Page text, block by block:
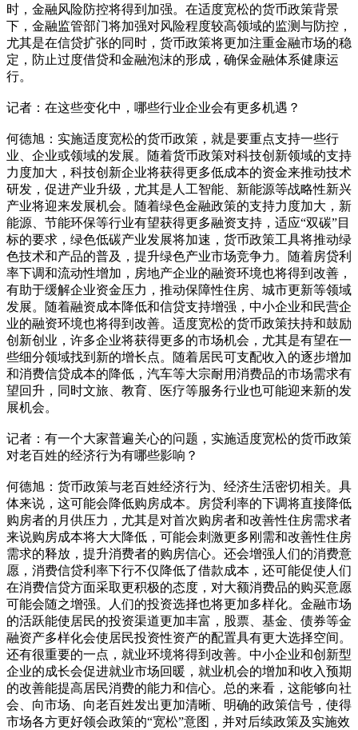
时，金融风险防控将得到加强。在适度宽松的货币政策背景
下，金融监管部门将加强对风险程度较高领域的监测与防控，
尤其是在信贷扩张的同时，货币政策将更加注重金融市场的稳
定，防止过度借贷和金融泡沫的形成，确保金融体系健康运
行。
记者：在这些变化中，哪些行业企业会有更多机遇？
何德旭：实施适度宽松的货币政策，就是要重点支持一些行
业、企业或领域的发展。随着货币政策对科技创新领域的支持
力度加大，科技创新企业将获得更多低成本的资金来推动技术
研发，促进产业升级，尤其是人工智能、新能源等战略性新兴
产业将迎来发展机会。随着绿色金融政策的支持力度加大，新
能源、节能环保等行业有望获得更多融资支持，适应“双碳”目
标的要求，绿色低碳产业发展将加速，货币政策工具将推动绿
色技术和产品的普及，提升绿色产业市场竞争力。随着房贷利
率下调和流动性增加，房地产企业的融资环境也将得到改善，
有助于缓解企业资金压力，推动保障性住房、城市更新等领域
发展。随着融资成本降低和信贷支持增强，中小企业和民营企
业的融资环境也将得到改善。适度宽松的货币政策扶持和鼓励
创新创业，许多企业将获得更多的市场机会，尤其是有望在一
些细分领域找到新的增长点。随着居民可支配收入的逐步增加
和消费信贷成本的降低，汽车等大宗耐用消费品的市场需求有
望回升，同时文旅、教育、医疗等服务行业也可能迎来新的发
展机会。
记者：有一个大家普遍关心的问题，实施适度宽松的货币政策
对老百姓的经济行为有哪些影响？
何德旭：货币政策与老百姓经济行为、经济生活密切相关。具
体来说，这可能会降低购房成本。房贷利率的下调将直接降低
购房者的月供压力，尤其是对首次购房者和改善性住房需求者
来说购房成本将大大降低，可能会刺激更多刚需和改善性住房
需求的释放，提升消费者的购房信心。还会增强人们的消费意
愿，消费信贷利率下行不仅降低了借款成本，还可能促使人们
在消费信贷方面采取更积极的态度，对大额消费品的购买意愿
可能会随之增强。人们的投资选择也将更加多样化。金融市场
的活跃能使居民的投资渠道更加丰富，股票、基金、债券等金
融资产多样化会使居民投资性资产的配置具有更大选择空间。
还有很重要的一点，就业环境将得到改善。中小企业和创新型
企业的成长会促进就业市场回暖，就业机会的增加和收入预期
的改善能提高居民消费的能力和信心。总的来看，这能够向社
会、向市场、向老百姓发出更加清晰、明确的政策信号，使得
市场各方更好领会政策的“宽松”意图，并对后续政策及实施效